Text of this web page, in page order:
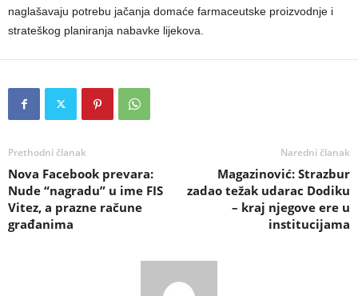
naglašavaju potrebu jačanja domaće farmaceutske proizvodnje i
strateškog planiranja nabavke lijekova.
Prethodni članak
Nova Facebook prevara:
Nude “nagradu” u ime FIS
Vitez, a prazne račune
građanima
Naredni članak
Magazinović: Strazbur
zadao težak udarac Dodiku
– kraj njegove ere u
institucijama